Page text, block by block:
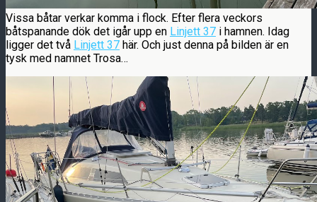
Vissa båtar verkar komma i flock. Efter flera veckors
båtspanande dök det igår upp en Linjett 37 i hamnen. Idag
ligger det två Linjett 37 här. Och just denna på bilden är en
tysk med namnet Trosa…